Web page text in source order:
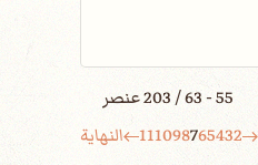
55 - 63 / 203 عنصر
2
3
4
5
6
7
8
9
10
11 النهاية